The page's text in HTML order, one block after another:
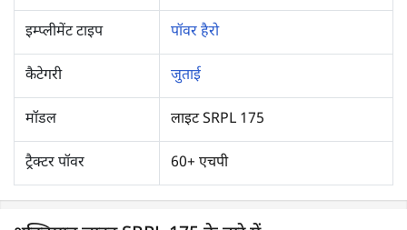
इम्प्लीमेंट टाइप पॉवर हैरो
कैटेगरी जुताई
मॉडल लाइट SRPL 175
ट्रैक्टर पॉवर 60+ एचपी